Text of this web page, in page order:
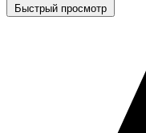
Быстрый просмотр